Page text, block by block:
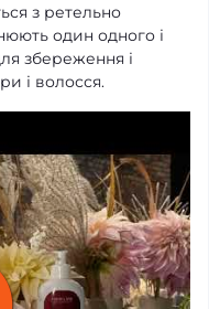
з ретельно
один одного і
збереження і
і волосся.